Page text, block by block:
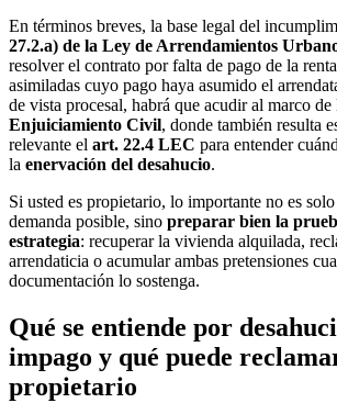
En términos breves, la base legal del
27.2.a) de la Ley de Arrendamientos
resolver el contrato por falta de pago de la
asimiladas cuyo pago haya asumido el
de vista procesal, habrá que acudir al marco de
Enjuiciamiento Civil, donde también resulta
relevante el art. 22.4 LEC para entender
la enervación del desahucio.
Si usted es propietario, lo importante no es
demanda posible, sino preparar bien la
estrategia: recuperar la vivienda alquilada,
arrendaticia o acumular ambas pretensiones
documentación lo sostenga.
Qué se entiende por
impago y qué puede
propietario